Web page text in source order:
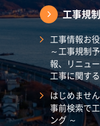
工事規
工事情報お
～工事規制
報、リニュ
工事に関す
はじめませ
事前検索で
ング ～